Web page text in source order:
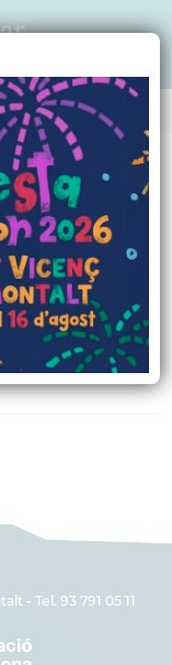
curs:
- Tel. 93 791 05 11